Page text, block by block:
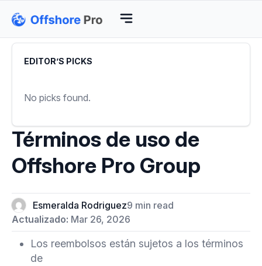
Términos de uso de
Offshore Pro Group
Esmeralda Rodriguez9 min read
Actualizado: Mar 26, 2026
Los reembolsos están sujetos a los términos
de
EDITOR’S PICKS
No picks found.